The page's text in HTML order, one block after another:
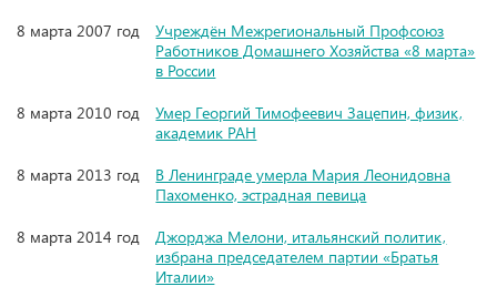
8 марта 2007 год
Учреждён Межрегиональный Профсоюз
Работников Домашнего Хозяйства «8 марта»
в России
8 марта 2010 год
Умер Георгий Тимофеевич Зацепин, физик,
академик РАН
8 марта 2013 год
В Ленинграде умерла Мария Леонидовна
Пахоменко, эстрадная певица
8 марта 2014 год
Джорджа Мелони, итальянский политик,
избрана председателем партии «Братья
Италии»